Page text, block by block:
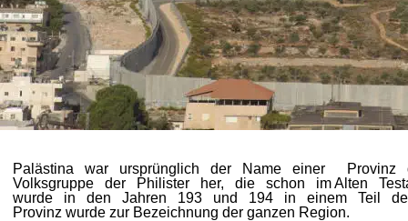
Palästina   war   ursprünglich   der   Name   einer
Volksgruppe   der   Philister   her,   die   schon   im Alten
wurde   in   den   Jahren   193   und   194   in   einem   Teil
Provinz wurde zur Bezeichnung der ganzen Region.